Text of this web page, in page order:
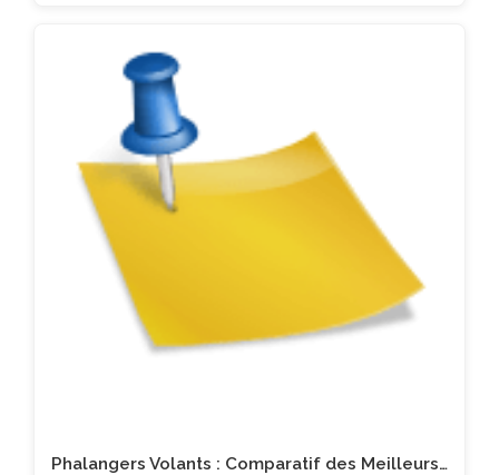
Phalangers Volants : Comparatif des Meilleurs…